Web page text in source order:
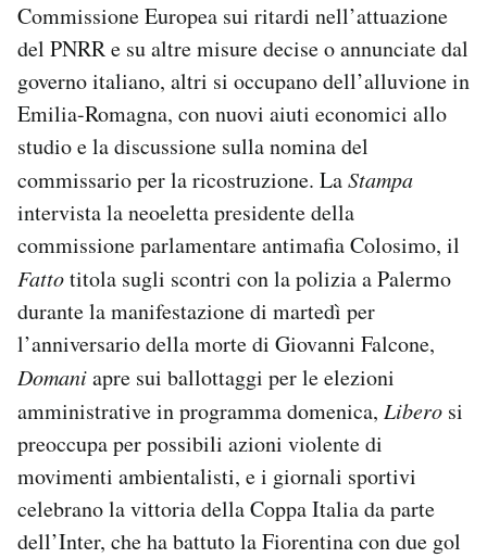
CALENDARIO
AREA PERSONALE
Area Personale
Newsletter
Notifiche mobile
Regala il Post
Hai bisogno di aiuto?
Esci
Commissione Europea sui ritardi nell’attuazione
del PNRR e su altre misure decise o annunciate dal
governo italiano, altri si occupano dell’alluvione in
Emilia-Romagna, con nuovi aiuti economici allo
studio e la discussione sulla nomina del
commissario per la ricostruzione. LaStampa
intervista la neoeletta presidente della
commissione parlamentare antimafia Colosimo, il
Fattotitola sugli scontri con la polizia a Palermo
durante la manifestazione di martedì per
l’anniversario della morte di Giovanni Falcone,
Domaniapre sui ballottaggi per le elezioni
amministrative in programma domenica, Libero si
preoccupa per possibili azioni violente di
movimenti ambientalisti, e i giornali sportivi
celebrano la vittoria della Coppa Italia da parte
dell’Inter, che ha battuto la Fiorentina con due gol